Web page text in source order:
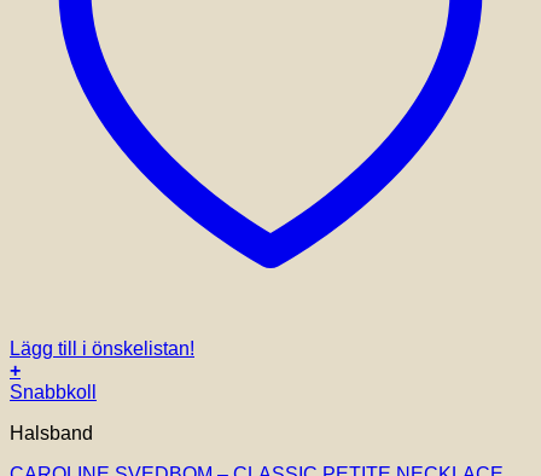
Lägg till i önskelistan!
+
Snabbkoll
Halsband